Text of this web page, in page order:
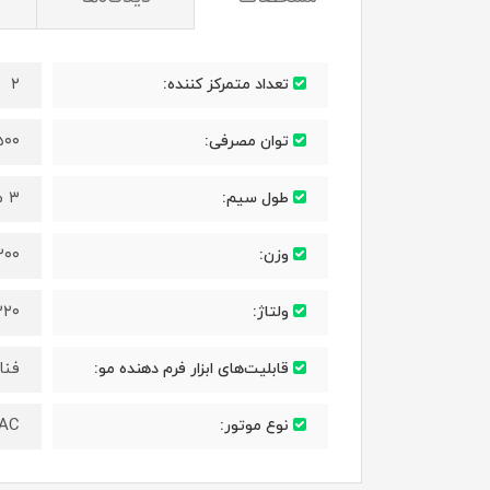
تعداد متمرکز کننده: ۲
توان مصرفی:
طول سیم: ۳ متر
وزن: ۱۲۰۰
ولتاژ:
قابلیت‌های ابزار فرم دهنده مو:
نوع موتور: